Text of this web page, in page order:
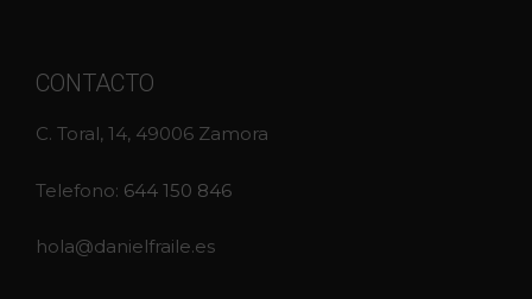
CONTACTO
C. Toral, 14, 49006 Zamora
Telefono: 644 150 846
hola@danielfraile.es